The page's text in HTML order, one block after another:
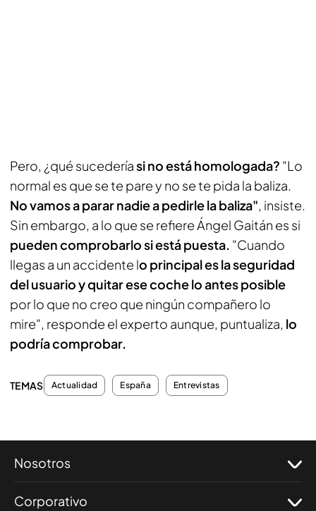
Pero, ¿qué sucederíasi no está homologada? "Lo
normal es que se te pare y no se te pida la baliza.
No vamos a parar nadie a pedirle la baliza", insiste.
Sin embargo, a lo que se refiere Ángel Gaitán es si
pueden comprobarlo si está puesta. "Cuando
llegas a un accidente lo principal es la seguridad
del usuario y quitar ese coche lo antes posible
por lo que no creo que ningún compañero lo
mire", responde el experto aunque, puntualiza, lo
podría comprobar.
TEMAS Actualidad España Entrevistas
Nosotros
Corporativo